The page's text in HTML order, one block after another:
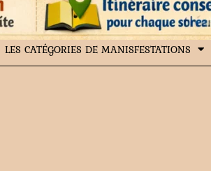
LES CATÉGORIES DE MANISFESTATIONS